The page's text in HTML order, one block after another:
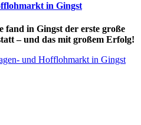
in Gingst
fand in Gingst der erste große
– und das mit großem Erfolg!
und Hofflohmarkt in Gingst